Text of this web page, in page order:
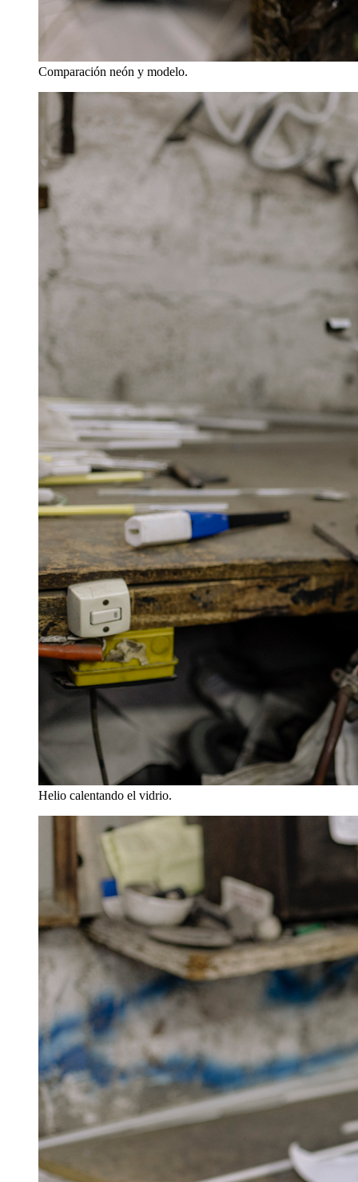
Comparación neón y modelo.
Helio calentando el vidrio.